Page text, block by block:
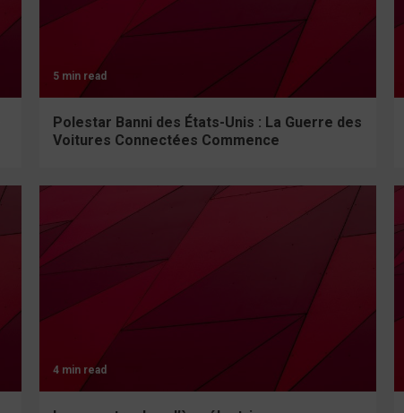
5 min read
Polestar Banni des États-Unis : La Guerre des
Voitures Connectées Commence
4 min read